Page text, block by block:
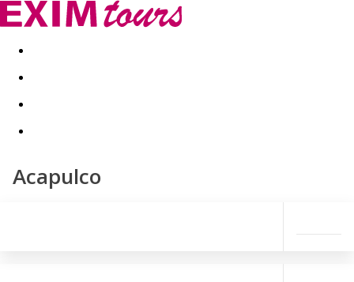
Akční nabídky Last minute
Acapulco